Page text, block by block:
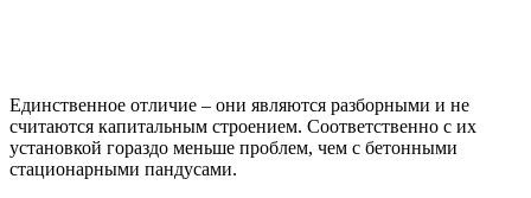
Единственное отличие – они являются разборными и не
считаются капитальным строением. Соответственно с их
установкой гораздо меньше проблем, чем с бетонными
стационарными пандусами.